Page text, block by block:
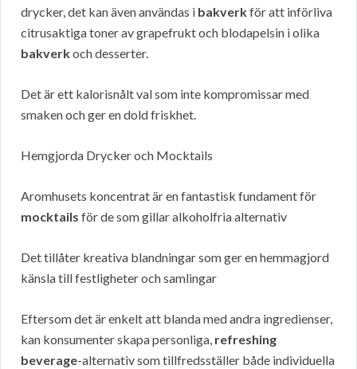
drycker, det kan även användas i bakverkför att införliva
citrusaktiga toner av grapefrukt och blodapelsin i olika
bakverkoch desserter.
Det är ett kalorisnålt val som inte kompromissar med
smaken och ger en dold friskhet.
Hemgjorda Drycker och Mocktails
Aromhusets koncentrat är en fantastisk fundament för
mocktails för de som gillar alkoholfria alternativ
Det tillåter kreativa blandningar som ger en hemmagjord
känsla till festligheter och samlingar
Eftersom det är enkelt att blanda med andra ingredienser,
kan konsumenter skapa personliga, refreshing
beverage-alternativ som tillfredsställer både individuella